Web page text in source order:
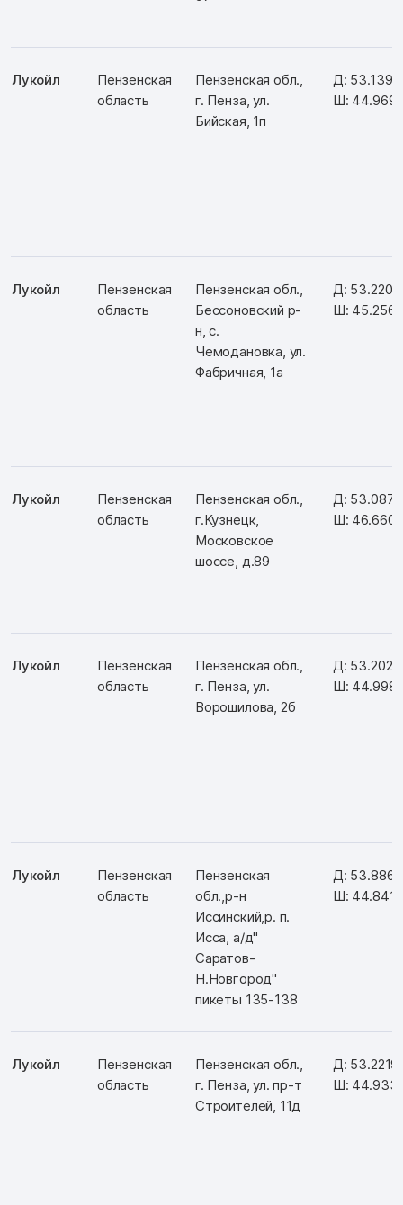
Лукойл
Пензенская
область
Пензенская обл.,
г. Пенза, ул.
Бийская, 1п
Д:
Ш:
Лукойл
Пензенская
область
Пензенская обл.,
Бессоновский р-
н, с.
Чемодановка, ул.
Фабричная, 1а
Д:
Ш:
Лукойл
Пензенская
область
Пензенская обл.,
г.Кузнецк,
Московское
шоссе, д.89
Д:
Ш:
Лукойл
Пензенская
область
Пензенская обл.,
г. Пенза, ул.
Ворошилова, 2б
Д:
Ш:
Лукойл
Пензенская
область
Пензенская
обл.,р-н
Иссинский,р. п.
Исса, а/д"
Саратов-
Н.Новгород"
пикеты 135-138
Д:
Ш:
Лукойл
Пензенская
область
Пензенская обл.,
г. Пенза, ул. пр-т
Строителей, 11д
Д:
Ш: